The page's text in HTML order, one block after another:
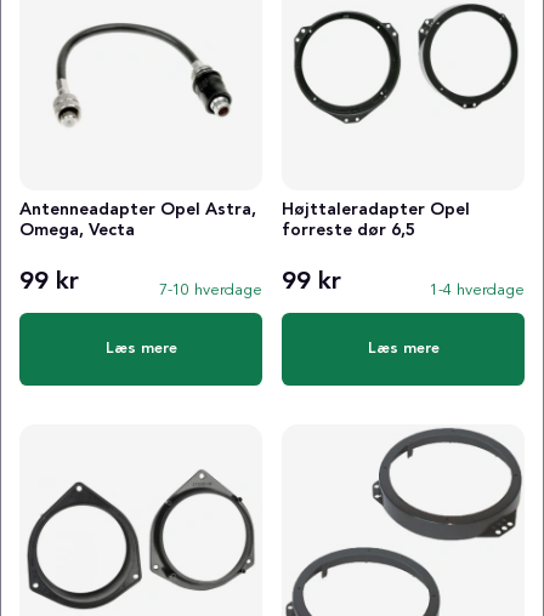
Antenneadapter Opel Astra,
Omega, Vecta
99 kr 7-10 hverdage
Læs mere
Højttaleradapter Opel
forreste dør 6,5
99 kr 1-4 hverdage
Læs mere